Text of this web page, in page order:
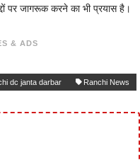
पर जागरूक करने का भी प्रयास है।
& ADS
dc janta darbar Ranchi News